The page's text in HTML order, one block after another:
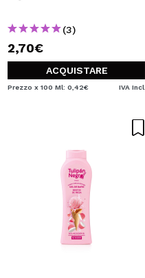
(3)
2,70€
ACQUISTARE
Prezzo x 100 Ml: 0,42€ IVA Incl.